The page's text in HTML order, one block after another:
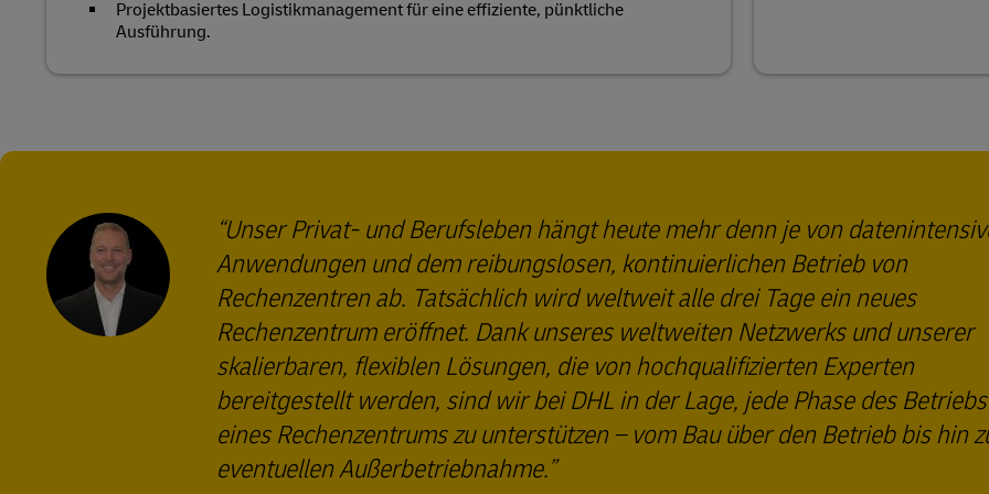
Projektbasiertes Logistikmanagement für eine effiziente, pünktliche
Ausführung.
Unser Privat- und Berufsleben hängt heute mehr denn je von
Anwendungen und dem reibungslosen, kontinuierlichen Betrieb von
Rechenzentren ab. Tatsächlich wird weltweit alle drei Tage ein neues
Rechenzentrum eröffnet. Dank unseres weltweiten Netzwerks und unserer
skalierbaren, flexiblen Lösungen, die von hochqualifizierten Experten
bereitgestellt werden, sind wir bei DHL in der Lage, jede Phase des Betriebs
eines Rechenzentrums zu unterstützen – vom Bau über den Betrieb bis hin
eventuellen Außerbetriebnahme.